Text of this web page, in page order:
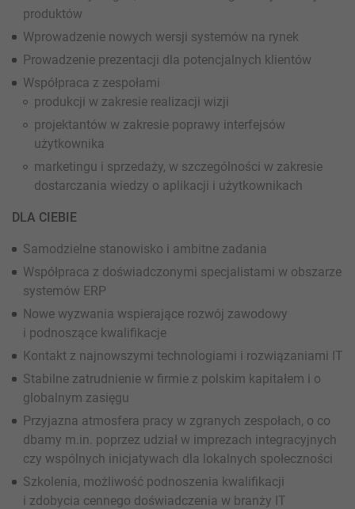
produktów
Wprowadzenie nowych wersji systemów na rynek
Prowadzenie prezentacji dla potencjalnych klientów
Współpraca z zespołami
produkcji w zakresie realizacji wizji
projektantów w zakresie poprawy interfejsów
użytkownika
marketingu i sprzedaży, w szczególności w zakresie
dostarczania wiedzy o aplikacji i użytkownikach
DLA CIEBIE
Samodzielne stanowisko i ambitne zadania
Współpraca z doświadczonymi specjalistami w obszarze
systemów ERP
Nowe wyzwania wspierające rozwój zawodowy
i podnoszące kwalifikacje
Kontakt z najnowszymi technologiami i rozwiązaniami IT
Stabilne zatrudnienie w firmie z polskim kapitałem i o
globalnym zasięgu
Przyjazna atmosfera pracy w zgranych zespołach, o co
dbamy m.in. poprzez udział w imprezach integracyjnych
czy wspólnych inicjatywach dla lokalnych społeczności
Szkolenia, możliwość podnoszenia kwalifikacji
i zdobycia cennego doświadczenia w branży IT